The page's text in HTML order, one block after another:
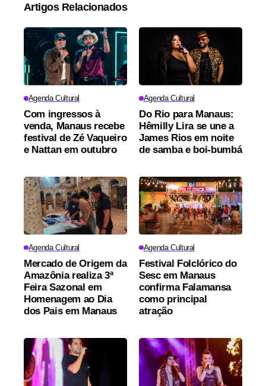
Artigos Relacionados
Agenda Cultural
Com ingressos à
venda, Manaus recebe
festival de Zé Vaqueiro
e Nattan em outubro
Agenda Cultural
Do Rio para Manaus:
Hêmilly Lira se une a
James Rios em noite
de samba e boi-bumbá
Agenda Cultural
Mercado de Origem da
Amazônia realiza 3ª
Feira Sazonal em
Homenagem ao Dia
dos Pais em Manaus
Agenda Cultural
Festival Folclórico do
Sesc em Manaus
confirma Falamansa
como principal
atração